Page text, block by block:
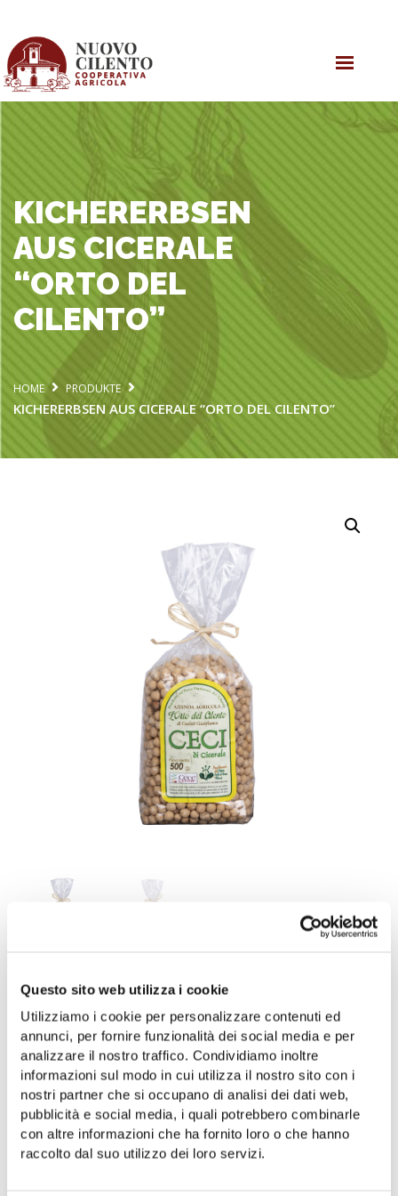
Questo sito web utilizza i cookie
Utilizziamo i cookie per personalizzare contenuti ed
annunci, per fornire funzionalità dei social media e per
analizzare il nostro traffico. Condividiamo inoltre
informazioni sul modo in cui utilizza il nostro sito con i
nostri partner che si occupano di analisi dei dati web,
pubblicità e social media, i quali potrebbero combinarle
con altre informazioni che ha fornito loro o che hanno
raccolto dal suo utilizzo dei loro servizi.
OLIVENÖL
SHOP
KOOPERATIVE
KICHERERBSEN
AUS CICERALE
“ORTO DEL
CILENTO”
HOME PRODUKTE
KICHERERBSEN AUS CICERALE “ORTO DEL CILENTO”
6.50€
Kichererbsen aus Cicerale Präsidium von Slow
Food Cilento
Nicht vorrätig
AVVISAMI QUANDO DISPONIBILE